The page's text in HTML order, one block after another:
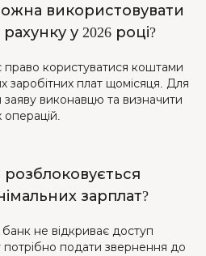
використовувати
у 2026 році?
право користуватися коштами
заробітних плат щомісяця. Для
виконавцю та визначити
зарплат?
банк не відкриває доступ
подати звернення до